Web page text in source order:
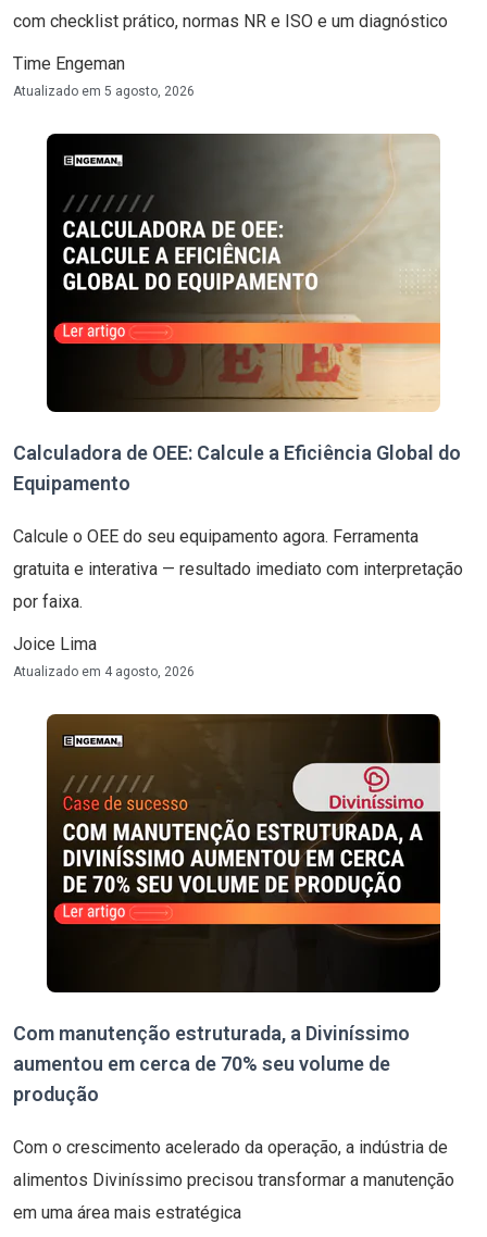
com checklist prático, normas NR e ISO e um diagnóstico
Time Engeman
Atualizado em 5 agosto, 2026
Calculadora de OEE: Calcule a Eficiência Global do
Equipamento
Calcule o OEE do seu equipamento agora. Ferramenta
gratuita e interativa — resultado imediato com interpretação
por faixa.
Joice Lima
Atualizado em 4 agosto, 2026
Com manutenção estruturada, a Diviníssimo
aumentou em cerca de 70% seu volume de
produção
Com o crescimento acelerado da operação, a indústria de
alimentos Diviníssimo precisou transformar a manutenção
em uma área mais estratégica